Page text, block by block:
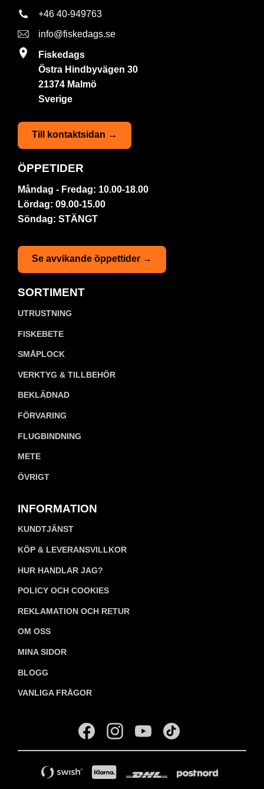
+46 40-949763
info@fiskedags.se
Fiskedags
Östra Hindbyvägen 30
21374 Malmö
Sverige
Till kontaktsidan →
ÖPPETIDER
Måndag - Fredag: 10.00-18.00
Lördag: 09.00-15.00
Söndag: STÄNGT
Se avvikande öppettider →
SORTIMENT
UTRUSTNING
FISKEBETE
SMÅPLOCK
VERKTYG & TILLBEHÖR
BEKLÄDNAD
FÖRVARING
FLUGBINDNING
METE
ÖVRIGT
INFORMATION
KUNDTJÄNST
KÖP & LEVERANSVILLKOR
HUR HANDLAR JAG?
POLICY OCH COOKIES
REKLAMATION OCH RETUR
OM OSS
MINA SIDOR
BLOGG
VANLIGA FRÅGOR